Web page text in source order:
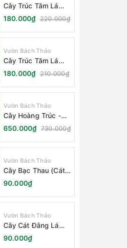
Cây Trúc Tăm Lá
Cẩm Thạch
180.000₫ 220.000₫
Vườn Bách Thảo
Cây Trúc Tăm Lá
Xanh - Bambusa
Multiplex Fernleaf
180.000₫ 210.000₫
Vườn Bách Thảo
Cây Hoàng Trúc -
Schizostachyum
Brachycladum Yello
650.000₫ 730.000₫
Vườn Bách Thảo
Cây Bạc Thau (Cát
Đằng Lá Lớn)
90.000₫
Vườn Bách Thảo
Cây Cát Đằng Lá
Nhỏ
90.000₫